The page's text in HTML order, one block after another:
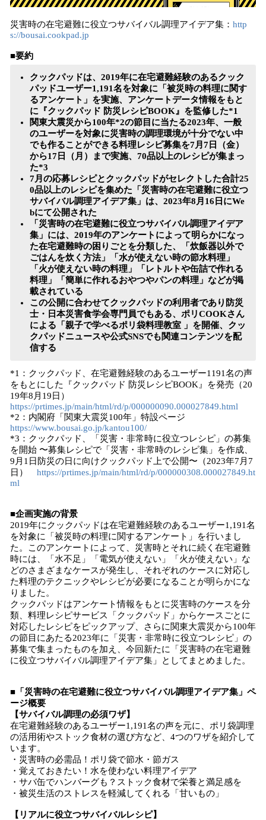
災害時の在宅避難に役立つサバイバル調理アイデア集： http
s://bousai.cookpad.jp
■要約
クックパッドは、2019年に在宅避難経験のあるクック
パッドユーザー1,191名を対象に「被災時の料理に関す
るアンケート」を実施、アンケートデータ情報をもと
に『クックパッド 防災レシピBOOK』を監修した*1
関東大震災から100年*2の節目に当たる2023年、一般
のユーザーを対象に災害時の調理環境が十分でない中
でも作ることができる料理レシピ募集を7月7日（金）
から17日（月）まで実施、70品以上のレシピが集まっ
た*3
7月の応募レシピとクックパッドがセレクトした合計25
0品以上のレシピを集めた「災害時の在宅避難に役立つ
サバイバル調理アイデア集」は、2023年8月16日にWe
bにて公開された
「災害時の在宅避難に役立つサバイバル調理アイデア
集」には、2019年のアンケートによって明らかになっ
た在宅避難時の困りごとを分類した、「炊飯器以外で
ごはんを炊く方法」「水が使えない時の節水料理」
「火が使えない時の料理」「レトルトや缶詰で作れる
料理」「簡単に作れるおやつやパンの料理」などが掲
載されている
この公開に合わせてクックパッドの利用者であり防災
士・日本災害食学会専門員でもある、ポリCOOKさん
による「親子で学べるポリ袋料理教室 」を開催、クッ
クパッドニュースや公式SNSでも関連コンテンツを配
信する
*1：クックパッド、在宅避難経験のあるユーザー1191名の声
をもとにした『クックパッド 防災レシピBOOK』を発売（20
19年8月19日）
https://prtimes.jp/main/html/rd/p/000000090.000027849.html
*2：内閣府「関東大震災100年」特設ページ
https://www.bousai.go.jp/kantou100/
*3：クックパッド、「災害・非常時に役立つレシピ」の募集
を開始 〜募集レシピで「災害・非常時のレシピ集」を作成、
9月1日防災の日に向けクックパッド上で公開〜（2023年7月7
日） https://prtimes.jp/main/html/rd/p/000000308.000027849.ht
ml
■企画実施の背景
2019年にクックパッドは在宅避難経験のあるユーザー1,191名
を対象に「被災時の料理に関するアンケート」を行いまし
た。このアンケートによって、災害時とそれに続く在宅避難
時には、「水不足」「電気が使えない」「火が使えない」な
どのさまざまなケースが発生し、それぞれのケースに対応し
た料理のテクニックやレシピが必要になることが明らかにな
りました。
クックパッドはアンケート情報をもとに災害時のケースを分
類、料理レシピサービス「クックパッド」からケースごとに
対応したレシピをピックアップ、さらに関東大震災から100年
の節目にあたる2023年に「災害・非常時に役立つレシピ」の
募集で集まったものを加え、今回新たに「災害時の在宅避難
に役立つサバイバル調理アイデア集」としてまとめました。
■「災害時の在宅避難に役立つサバイバル調理アイデア集」ペ
ージ概要
【サバイバル調理の必須ワザ】
在宅避難経験のあるユーザー1,191名の声を元に、ポリ袋調理
の活用術やストック食材の選び方など、4つのワザを紹介して
います。
・災害時の必需品！ポリ袋で節水・節ガス
・覚えておきたい！水を使わない料理アイデア
・サバ缶でハンバーグも？ストック食材で栄養と満足感を
・被災生活のストレスを軽減してくれる「甘いもの」
【リアルに役立つサバイバルレシピ】